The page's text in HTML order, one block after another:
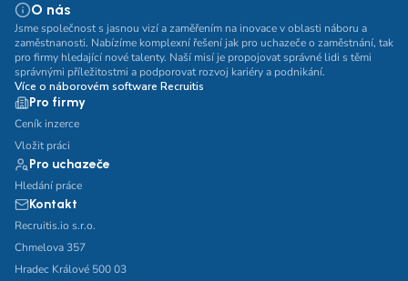
O nás
Jsme společnost s jasnou vizí a zaměřením na inovace v oblasti náboru a
zaměstnanosti. Nabízíme komplexní řešení jak pro uchazeče o zaměstnání, tak
pro firmy hledající nové talenty. Naší misí je propojovat správné lidi s těmi
správnými příležitostmi a podporovat rozvoj kariéry a podnikání.
Více o náborovém software Recruitis
Pro firmy
Ceník inzerce
Vložit práci
Pro uchazeče
Hledání práce
Kontakt
Recruitis.io s.r.o.
Chmelova 357
Hradec Králové 500 03